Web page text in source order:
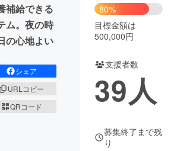
Social Good
CAMPFIRE Creation
るさと納税machi-ya コミュニティ
補給できる
ム。夜の時
の心地よい
シェア
URLコピー
QRコード
80%
目標金額は
500,000円
支援者数
39人
募集終了まで残
り